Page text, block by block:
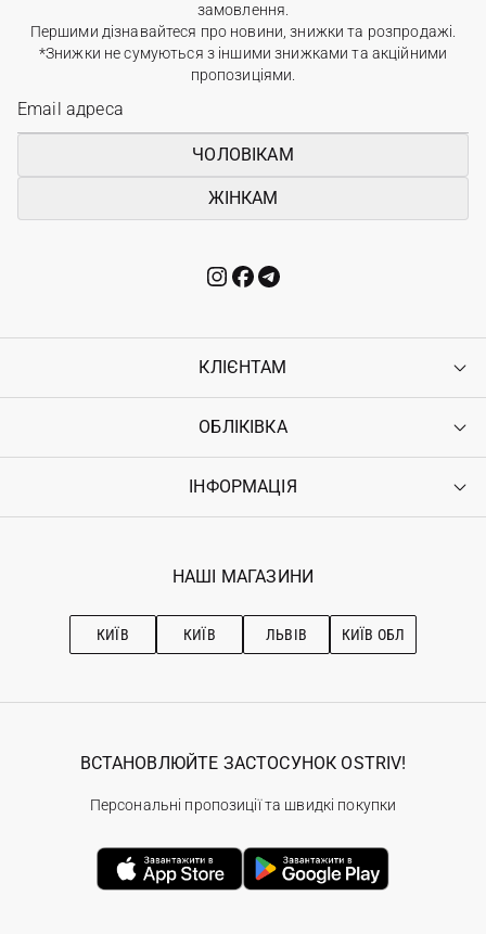
замовлення.
Першими дізнавайтеся про новини, знижки та розпродажі.
*Знижки не сумуються з іншими знижками та акційними
пропозиціями.
ЧОЛОВІКАМ
ЖІНКАМ
КЛІЄНТАМ
Контакти
Повернення
Гарантія
ОБЛІКІВКА
Увійти
Ostriv Club+
ІНФОРМАЦІЯ
Наші магазини
Рекомендації з догляду
НАШІ МАГАЗИНИ
КИЇВ КИЇВ ЛЬВІВ КИЇВ ОБЛ
ВСТАНОВЛЮЙТЕ ЗАСТОСУНОК OSTRIV!
Персональні пропозиції та швидкі покупки